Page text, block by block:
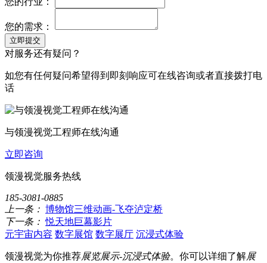
您的需求：
立即提交
对服务还有疑问？
如您有任何疑问希望得到即刻响应可在线咨询或者直接拨打电
话
与领漫视觉工程师在线沟通
立即咨询
领漫视觉服务热线
185-3081-0885
上一条： 博物馆三维动画-飞夺泸定桥
下一条：悦天地巨幕影片
元宇宙内容 数字展馆 数字展厅 沉浸式体验
领漫视觉为你推荐展览展示-沉浸式体验。你可以详细了解展